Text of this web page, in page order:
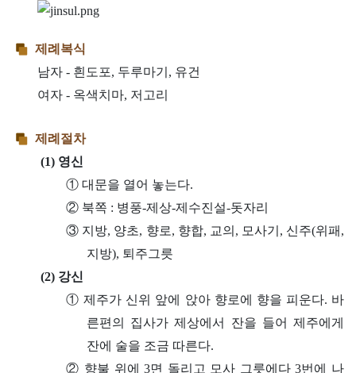
제례복식
남자 - 흰도포, 두루마기, 유건
여자 - 옥색치마, 저고리
제례절차
(1) 영신
① 대문을 열어 놓는다.
② 북쪽 : 병풍-제상-제수진설-돗자리
③ 지방, 양초, 향로, 향합, 교의, 모사기, 신주(위패,
지방), 퇴주그릇
(2) 강신
① 제주가 신위 앞에 앉아 향로에 향을 피운다. 바
른편의 집사가 제상에서 잔을 들어 제주에게
잔에 술을 조금 따른다.
② 향불 위에 3면 돌리고 모사 그릇에다 3번에 나